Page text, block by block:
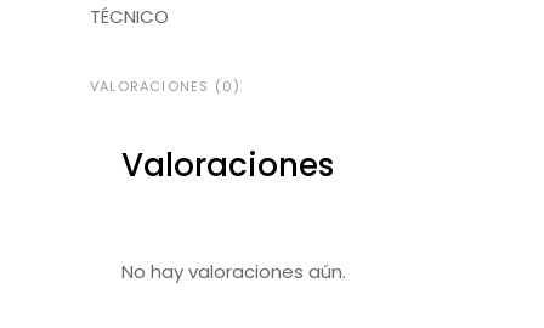
TÉCNICO
VALORACIONES (0)
Valoraciones
No hay valoraciones aún.